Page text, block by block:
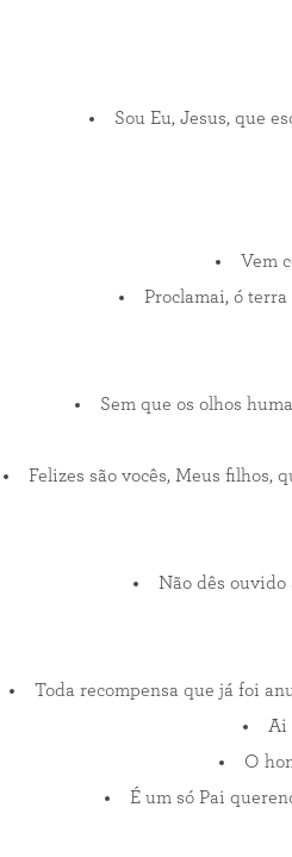
Sou Eu, Jesus, que
Vem
Proclamai, ó
Sem que os olhos
Felizes são vocês, Meus filhos,
Não dês ouvido
Toda recompensa que já foi
Ai
O
É um só Pai